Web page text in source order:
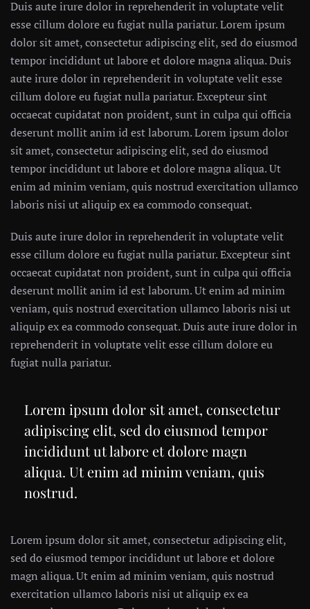
Duis aute irure dolor in reprehenderit in voluptate velit
esse cillum dolore eu fugiat nulla pariatur. Lorem ipsum
dolor sit amet, consectetur adipiscing elit, sed do eiusmod
tempor incididunt ut labore et dolore magna aliqua. Duis
aute irure dolor in reprehenderit in voluptate velit esse
cillum dolore eu fugiat nulla pariatur. Excepteur sint
occaecat cupidatat non proident, sunt in culpa qui officia
deserunt mollit anim id est laborum. Lorem ipsum dolor
sit amet, consectetur adipiscing elit, sed do eiusmod
tempor incididunt ut labore et dolore magna aliqua. Ut
enim ad minim veniam, quis nostrud exercitation ullamco
laboris nisi ut aliquip ex ea commodo consequat.
Duis aute irure dolor in reprehenderit in voluptate velit
esse cillum dolore eu fugiat nulla pariatur. Excepteur sint
occaecat cupidatat non proident, sunt in culpa qui officia
deserunt mollit anim id est laborum. Ut enim ad minim
veniam, quis nostrud exercitation ullamco laboris nisi ut
aliquip ex ea commodo consequat. Duis aute irure dolor in
reprehenderit in voluptate velit esse cillum dolore eu
fugiat nulla pariatur.
Lorem ipsum dolor sit amet, consectetur
adipiscing elit, sed do eiusmod tempor
incididunt ut labore et dolore magn
aliqua. Ut enim ad minim veniam, quis
nostrud.
Lorem ipsum dolor sit amet, consectetur adipiscing elit,
sed do eiusmod tempor incididunt ut labore et dolore
magn aliqua. Ut enim ad minim veniam, quis nostrud
exercitation ullamco laboris nisi ut aliquip ex ea